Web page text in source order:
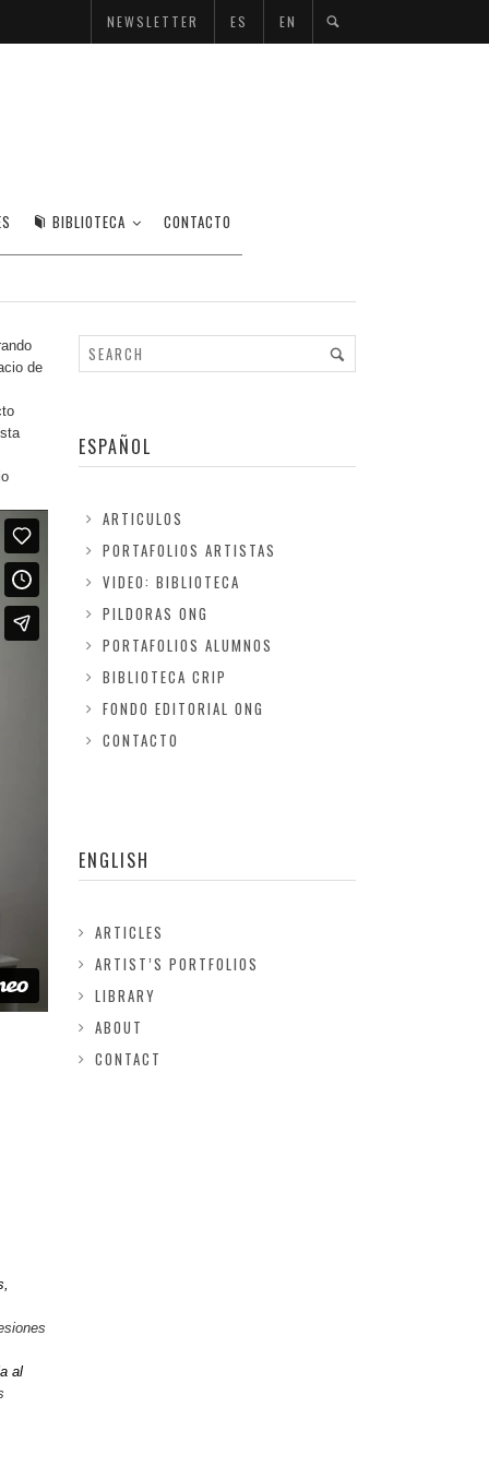
NEWSLETTER ES EN
BIBLIOTECA CONTACTO
de
al
ESPAÑOL
ARTICULOS
PORTAFOLIOS ARTISTAS
VIDEO: BIBLIOTECA
PILDORAS ONG
PORTAFOLIOS ALUMNOS
BIBLIOTECA CRIP
FONDO EDITORIAL ONG
CONTACTO
ENGLISH
ARTICLES
ARTIST’S PORTFOLIOS
LIBRARY
ABOUT
CONTACT